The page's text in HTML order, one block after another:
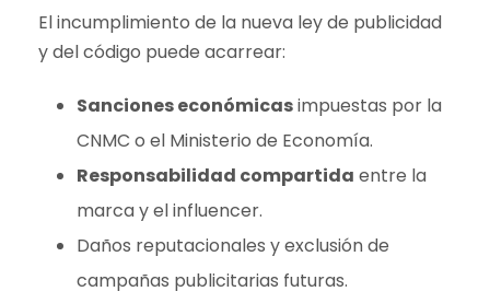
El incumplimiento de la nueva ley de publicidad
y del código puede acarrear:
Sanciones económicasimpuestas por la
CNMC o el Ministerio de Economía.
Responsabilidad compartida entre la
marca y el influencer.
Daños reputacionales y exclusión de
campañas publicitarias futuras.